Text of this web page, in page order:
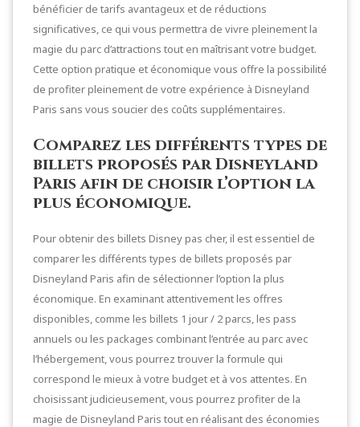
bénéficier de tarifs avantageux et de réductions
significatives, ce qui vous permettra de vivre pleinement la
magie du parc d’attractions tout en maîtrisant votre budget.
Cette option pratique et économique vous offre la possibilité
de profiter pleinement de votre expérience à Disneyland
Paris sans vous soucier des coûts supplémentaires.
Comparez les différents types de
billets proposés par Disneyland
Paris afin de choisir l’option la
plus économique.
Pour obtenir des billets Disney pas cher, il est essentiel de
comparer les différents types de billets proposés par
Disneyland Paris afin de sélectionner l’option la plus
économique. En examinant attentivement les offres
disponibles, comme les billets 1 jour / 2 parcs, les pass
annuels ou les packages combinant l’entrée au parc avec
l’hébergement, vous pourrez trouver la formule qui
correspond le mieux à votre budget et à vos attentes. En
choisissant judicieusement, vous pourrez profiter de la
magie de Disneyland Paris tout en réalisant des économies